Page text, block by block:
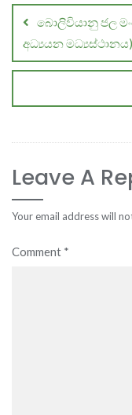
බොලිවියානු ජල
අධ්‍යයන මධ්‍යස්ථානය)
Leave A
Your email address will
Comment *